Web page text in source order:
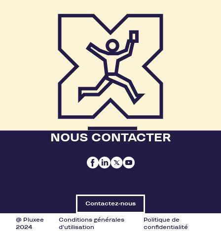
NOUS CONTACTER
Contactez-nous
@ Pluxee
2024
Conditions générales
d'utilisation
Politique de
confidentialité